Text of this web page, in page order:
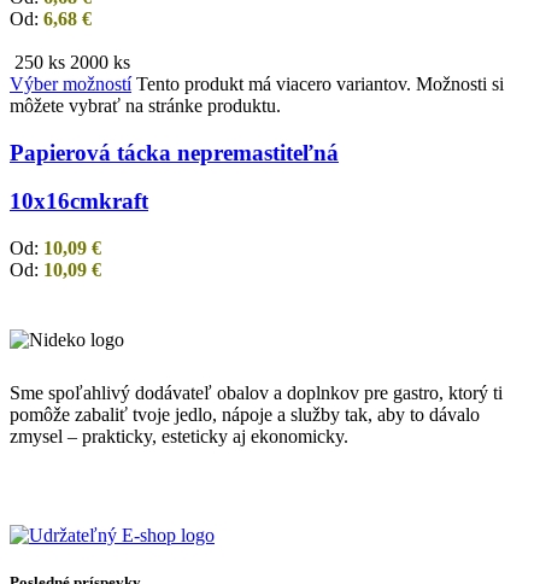
Od: 6,68 €
250 ks 2000 ks
Výber možností Tento produkt má viacero variantov. Možnosti si
môžete vybrať na stránke produktu.
Papierová tácka nepremastiteľná
10x16cmkraft
Od: 10,09 €
Od: 10,09 €
Sme spoľahlivý dodávateľ obalov a doplnkov pre gastro, ktorý ti
pomôže zabaliť tvoje jedlo, nápoje a služby tak, aby to dávalo
zmysel – prakticky, esteticky aj ekonomicky.